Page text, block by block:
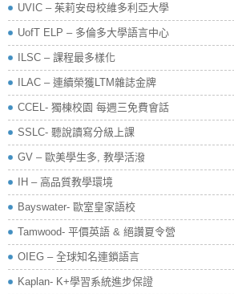
UVIC – 茱莉安母校維多利亞大學
UofT ELP – 多倫多大學語言中心
ILSC – 課程最多樣化
ILAC – 連續榮獲LTM雜誌金牌
CCEL- 獨棟校園 每週三免費會話
SSLC- 聽說讀寫分級上課
GV – 歐美學生多, 教學活潑
IH – 高品質教學環境
Bayswater- 歐室皇家語校
Tamwood- 平價英語 & 絕讚夏令營
OIEG – 全球知名連鎖語言
Kaplan- K+學習系統進步保證